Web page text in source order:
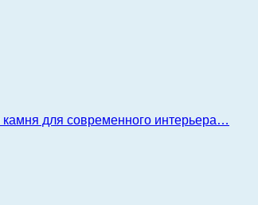
камня для современного интерьера…